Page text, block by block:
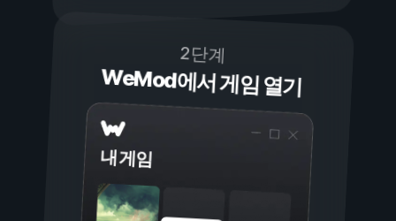
2단계
WeMod에서 게임 열기
내 게임